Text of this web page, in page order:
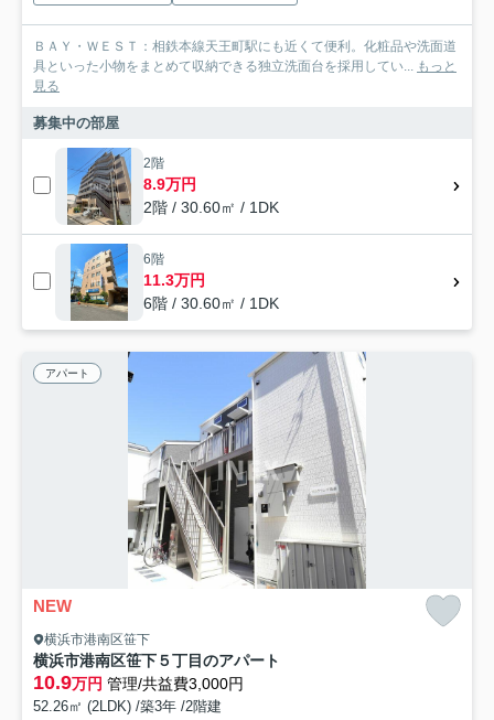
ＢＡＹ・ＷＥＳＴ：相鉄本線天王町駅にも近くて便利。化粧品や洗面道
具といった小物をまとめて収納できる独立洗面台を採用してい...
もっと
見る
募集中の部屋
2階
8.9万円
2階 / 30.60㎡ / 1DK
6階
11.3万円
6階 / 30.60㎡ / 1DK
アパート
NEW
横浜市港南区笹下
横浜市港南区笹下５丁目のアパート
10.9万円 管理/共益費3,000円
52.26㎡ (2LDK) /築3年 /2階建